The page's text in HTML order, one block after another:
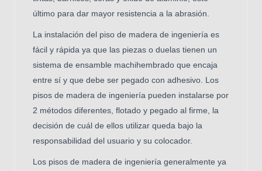
último para dar mayor resistencia a la abrasión.
La instalación del piso de madera de ingeniería es
fácil y rápida ya que las piezas o duelas tienen un
sistema de ensamble machihembrado que encaja
entre sí y que debe ser pegado con adhesivo. Los
pisos de madera de ingeniería pueden instalarse por
2 métodos diferentes, flotado y pegado al firme, la
decisión de cuál de ellos utilizar queda bajo la
responsabilidad del usuario y su colocador.
Los pisos de madera de ingeniería generalmente ya